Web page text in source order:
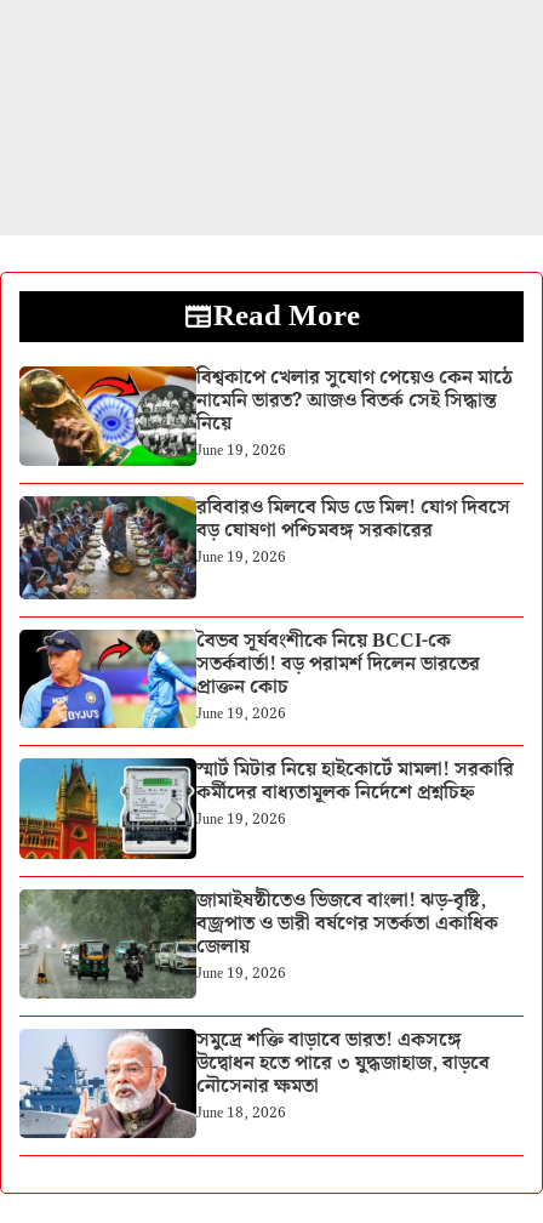
Read More
বিশ্বকাপে খেলার সুযোগ পেয়েও কেন মাঠে
নামেনি ভারত? আজও বিতর্ক সেই সিদ্ধান্ত
নিয়ে
June 19, 2026
রবিবারও মিলবে মিড ডে মিল! যোগ দিবসে
বড় ঘোষণা পশ্চিমবঙ্গ সরকারের
June 19, 2026
বৈভব সূর্যবংশীকে নিয়ে BCCI-কে
সতর্কবার্তা! বড় পরামর্শ দিলেন ভারতের
প্রাক্তন কোচ
June 19, 2026
স্মার্ট মিটার নিয়ে হাইকোর্টে মামলা! সরকারি
কর্মীদের বাধ্যতামূলক নির্দেশে প্রশ্নচিহ্ন
June 19, 2026
জামাইষষ্ঠীতেও ভিজবে বাংলা! ঝড়-বৃষ্টি,
বজ্রপাত ও ভারী বর্ষণের সতর্কতা একাধিক
জেলায়
June 19, 2026
সমুদ্রে শক্তি বাড়াবে ভারত! একসঙ্গে
উদ্বোধন হতে পারে ৩ যুদ্ধজাহাজ, বাড়বে
নৌসেনার ক্ষমতা
June 18, 2026